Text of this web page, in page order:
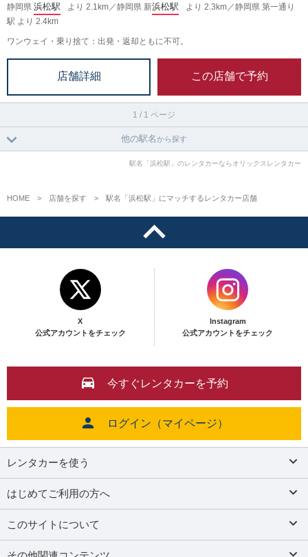
静岡県 浜松駅 より 2.1km／静岡県 新浜松駅
より 2.3km／静岡県 第一通り
駅 より 2.4km
ワンウェイ・乗り捨て：出発・返却ともに不可。
店舗詳細 この店舗で予約
1 / 1 ページ
他の駅名から探す
駅名「浜松駅」のレンタカーならオリックスレンタカー
HOME 店舗を探す 駅名「浜松駅」にマッチするレンタカー店舗
X
公式アカウントをチェック
Instagram
公式アカウントをチェック
今すぐレンタカーを予約
ログイン（マイページ）
レンタカーを使う
はじめてご利用の方へ
このサイトについて